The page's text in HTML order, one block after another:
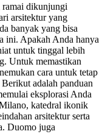
ramai dikunjungi
arsitektur yang
banyak yang bisa
ini. Apakah Anda hanya
untuk tinggal lebih
Untuk memastikan
cara untuk tetap
adalah panduan
eksplorasi Anda
katedral ikonik
arsitektur serta
Duomo juga